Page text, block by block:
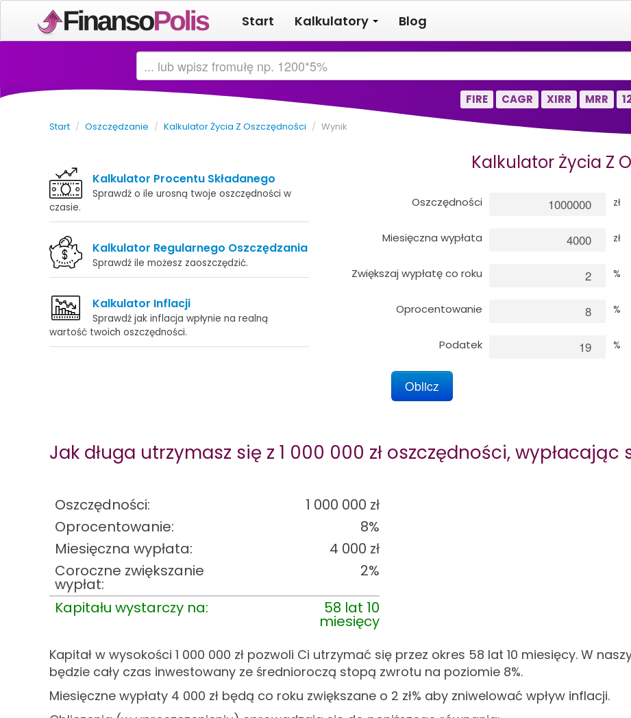
Start Kalkulatory Blog
FIRE CAGR XIRR MRR
Start / Oszczędzanie / Kalkulator Życia Z Oszczędności / Wynik
Kalkulator Procentu Składanego
Sprawdź o ile urosną twoje oszczędności w
czasie.
Kalkulator Regularnego Oszczędzania
Sprawdź ile możesz zaoszczędzić.
Kalkulator Inflacji
Sprawdź jak inflacja wpłynie na realną
wartość twoich oszczędności.
Kalkulator Życia Z
Oszczędności zł
Miesięczna wypłata zł
Zwiększaj wypłatę co roku %
Oprocentowanie %
Podatek %
Jak długa utrzymasz się z 1 000 000 zł oszczędności, wypłacając
Oszczędności: 1 000 000 zł
Oprocentowanie:
8%
Miesięczna wypłata:
4 000 zł
Coroczne zwiększanie
wypłat:
2%
Kapitału wystarczy na:
58 lat 10
miesięcy
Kapitał w wysokości 1 000 000 zł pozwoli Ci utrzymać się przez okres 58 lat 10 miesięcy. W
będzie cały czas inwestowany ze średnioroczą stopą zwrotu na poziomie 8%.
Miesięczne wypłaty 4 000 zł będą co roku zwiększane o 2 zł% aby zniwelować wpływ inflacji.